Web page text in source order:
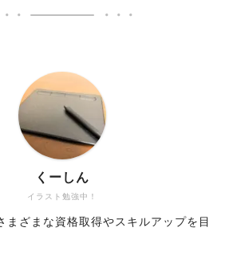
イラスト勉強中！
くーしん
まざまな資格取得やスキルアップを目